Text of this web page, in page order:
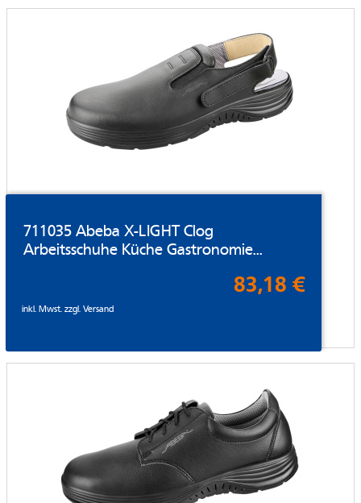
711035 Abeba X-LIGHT Clog
Arbeitsschuhe Küche Gastronomie...
83,18 €
inkl. Mwst. zzgl.Versand